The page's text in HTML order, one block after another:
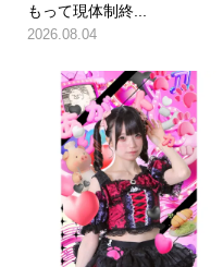
もって現体制終...
2026.08.04